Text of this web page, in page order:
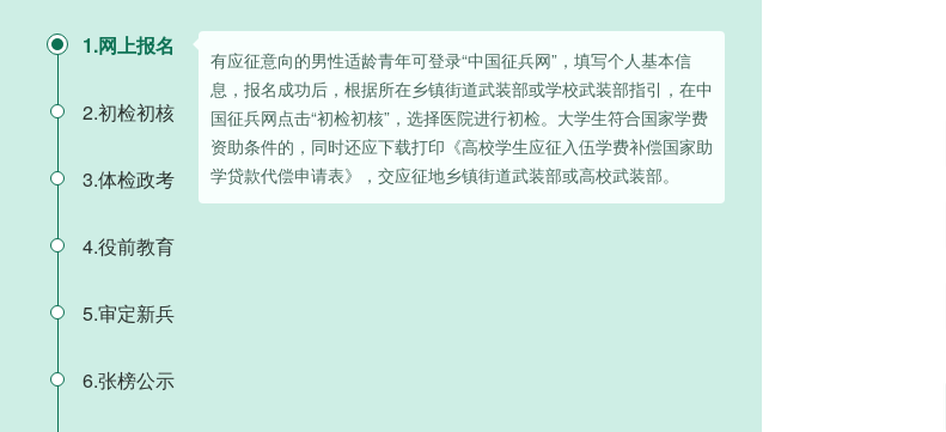
1.网上报名
有应征意向的男性适龄青年可登录“中国征兵网”，填写个人基本信
息，报名成功后，根据所在乡镇街道武装部或学校武装部指引，在中
国征兵网点击“初检初核”，选择医院进行初检。大学生符合国家学费
资助条件的，同时还应下载打印《高校学生应征入伍学费补偿国家助
学贷款代偿申请表》，交应征地乡镇街道武装部或高校武装部。
2.初检初核
3.体检政考
4.役前教育
5.审定新兵
6.张榜公示